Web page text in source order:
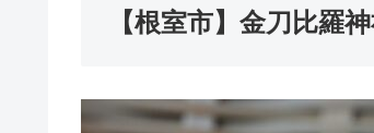
【根室市】金刀比羅